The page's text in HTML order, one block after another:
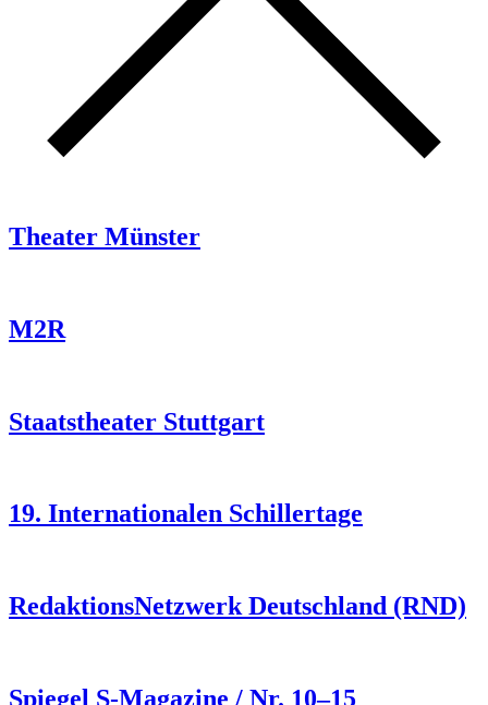
Theater Münster
M2R
Staatstheater Stuttgart
19. Internationalen Schillertage
RedaktionsNetzwerk Deutschland (RND)
Spiegel S-Magazine / Nr. 10–15